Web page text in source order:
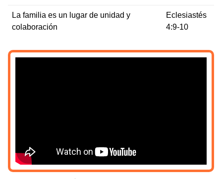
La familia es un lugar de unidad y
colaboración
Eclesiastés
4:9-10